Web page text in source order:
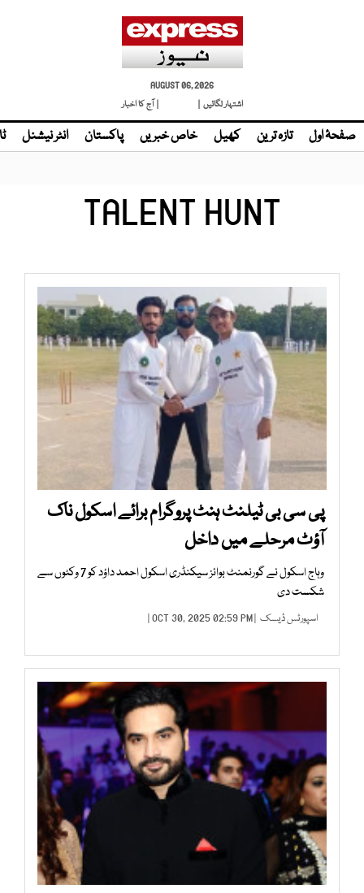
AUGUST 06, 2026
اشتہار لگائیں |
| آج کا اخبار
صفحۂ اول تازہ ترین کھیل خاص خبریں پاکستان انٹر نیشنل
TALENT HUNT
پی سی بی ٹیلنٹ ہنٹ پروگرام برائے اسکول ناک
آؤٹ مرحلے میں داخل
وہاج اسکول نے گورنمنٹ بوائز سیکنڈری اسکول احمد داؤد کو 7 وکٹوں سے
شکست دی
اسپورٹس ڈیسک | OCT 30, 2025 02:59 PM |